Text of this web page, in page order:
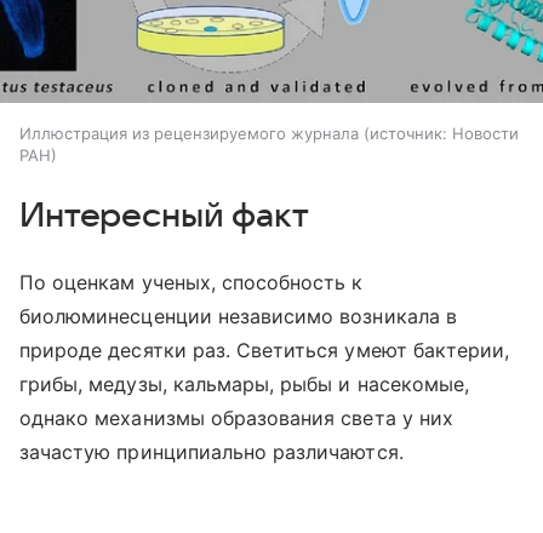
Иллюстрация из рецензируемого журнала источник: Новости
РАН
Интересный факт
По оценкам ученых, способность к
биолюминесценции независимо возникала в
природе десятки раз. Светиться умеют бактерии,
грибы, медузы, кальмары, рыбы и насекомые,
однако механизмы образования света у них
зачастую принципиально различаются.